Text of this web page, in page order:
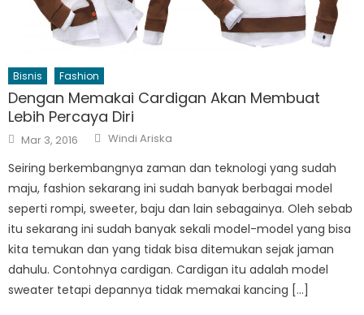
Bisnis Fashion
Dengan Memakai Cardigan Akan Membuat
Lebih Percaya Diri
Posted
on
Mar 3, 2016 Author
Windi Ariska
Seiring berkembangnya zaman dan teknologi yang sudah
maju, fashion sekarang ini sudah banyak berbagai model
seperti rompi, sweeter, baju dan lain sebagainya. Oleh sebab
itu sekarang ini sudah banyak sekali model-model yang bisa
kita temukan dan yang tidak bisa ditemukan sejak jaman
dahulu. Contohnya cardigan. Cardigan itu adalah model
sweater tetapi depannya tidak memakai kancing […]